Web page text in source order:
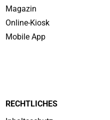
Magazin
Online-Kiosk
Mobile App
RECHTLICHES